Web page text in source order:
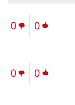
0
0
0
0